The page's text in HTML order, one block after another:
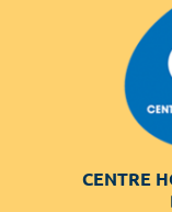
CENTRE